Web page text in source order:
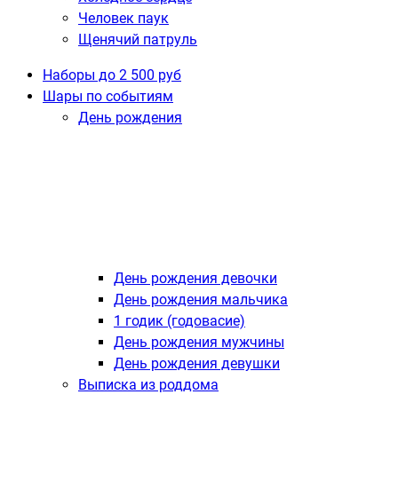
Человек паук
Щенячий патруль
Наборы до 2 500 руб
Шары по событиям
День рождения
День рождения девочки
День рождения мальчика
1 годик (годовасие)
День рождения мужчины
День рождения девушки
Выписка из роддома